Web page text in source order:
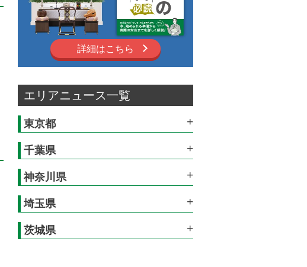
詳細はこちら
エリアニュース一覧
東京都
千葉県
神奈川県
埼玉県
茨城県